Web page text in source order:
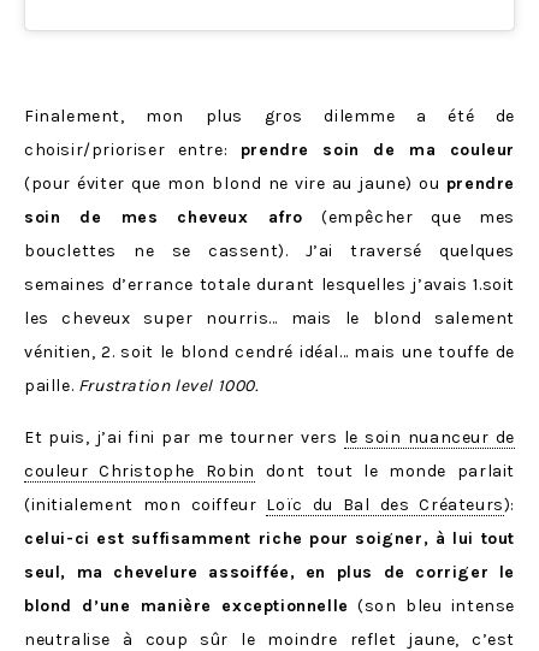
Finalement, mon plus gros dilemme a été de
choisir/prioriser entre: prendre soin de ma couleur
(pour éviter que mon blond ne vire au jaune) ou prendre
soin de mes cheveux afro (empêcher que mes
bouclettes ne se cassent). J’ai traversé quelques
semaines d’errance totale durant lesquelles j’avais 1.soit
les cheveux super nourris… mais le blond salement
vénitien, 2. soit le blond cendré idéal… mais une touffe de
paille. Frustration level 1000.
Et puis, j’ai fini par me tourner vers le soin nuanceur de
couleur Christophe Robin
dont tout le monde parlait
(initialement mon coiffeur Loïc du Bal des Créateurs):
celui-ci est suffisamment riche pour soigner, à lui tout
seul, ma chevelure assoiffée, en plus de corriger le
blond d’une manière exceptionnelle (son bleu intense
neutralise à coup sûr le moindre reflet jaune, c’est